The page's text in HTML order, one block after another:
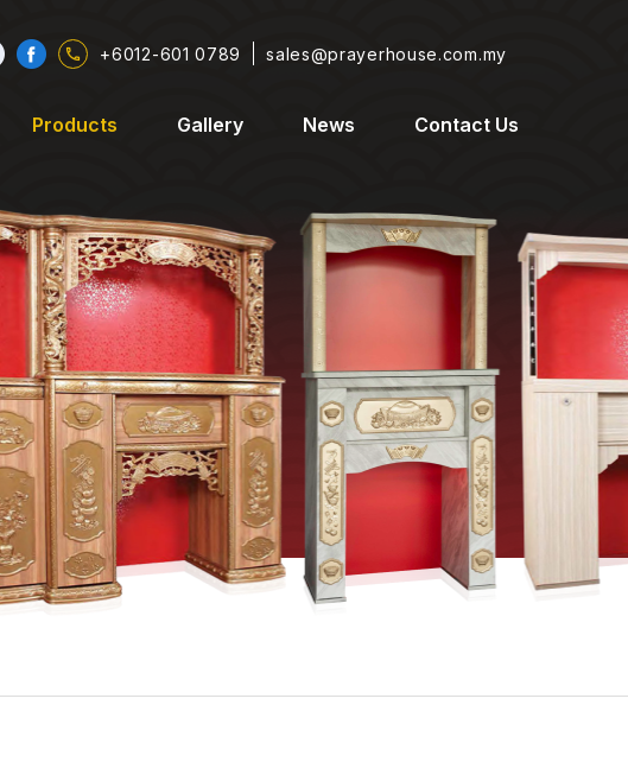
+6012-601 0789 sales@prayerhouse.com.my
Products Gallery News Contact Us